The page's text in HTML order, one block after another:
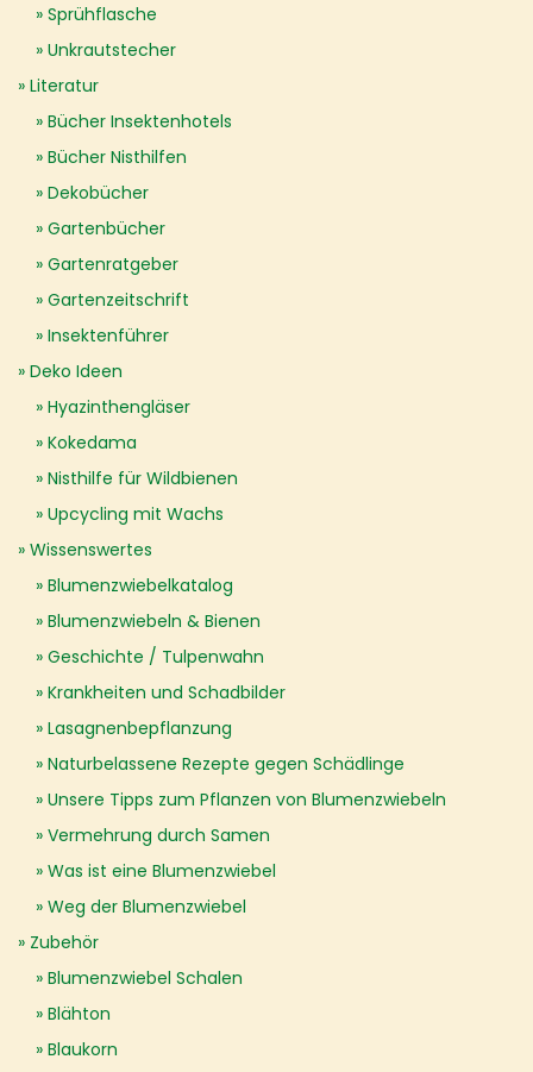
Sprühflasche
Unkrautstecher
Literatur
Bücher Insektenhotels
Bücher Nisthilfen
Dekobücher
Gartenbücher
Gartenratgeber
Gartenzeitschrift
Insektenführer
Deko Ideen
Hyazinthengläser
Kokedama
Nisthilfe für Wildbienen
Upcycling mit Wachs
Wissenswertes
Blumenzwiebelkatalog
Blumenzwiebeln & Bienen
Geschichte / Tulpenwahn
Krankheiten und Schadbilder
Lasagnenbepflanzung
Naturbelassene Rezepte gegen Schädlinge
Unsere Tipps zum Pflanzen von Blumenzwiebeln
Vermehrung durch Samen
Was ist eine Blumenzwiebel
Weg der Blumenzwiebel
Zubehör
Blumenzwiebel Schalen
Blähton
Blaukorn